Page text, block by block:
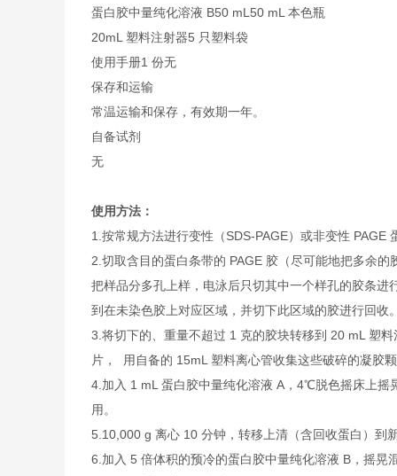
蛋白胶中量纯化溶液 B50 mL 50 mL 本色瓶
20mL 塑料注射器5 只 塑料袋
使用手册1 份无
保存和运输
常温运输和保存，有效期一年。
自备试剂
无
使用方法：
1.按常规方法进行变性（SDS-PAGE）或非变性 PAGE
2.切取含目的蛋白条带的 PAGE 胶（尽可能地把多余
把样品分多孔上样，电泳后只切其中一个样孔的胶条
到在未染色胶上对应区域，并切下此区域的胶进行回收
3.将切下的、重量不超过 1 克的胶块转移到 20 mL 塑
片， 用自备的 15mL 塑料离心管收集这些破碎的凝胶
4.加入 1 mL 蛋白胶中量纯化溶液 A，4℃脱色摇床上
用。
5.10,000 g 离心 10 分钟，转移上清（含回收蛋白）到
6.加入 5 倍体积的预冷的蛋白胶中量纯化溶液 B，摇晃